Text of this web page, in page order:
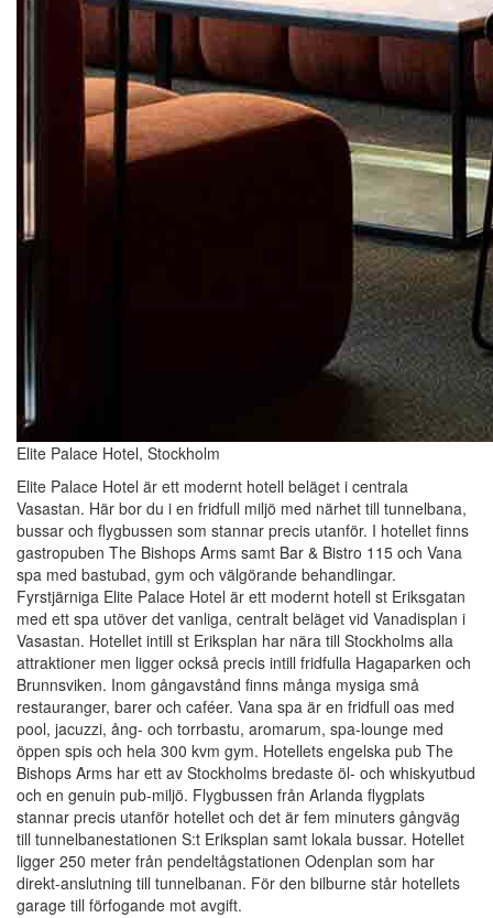
Elite Palace Hotel, Stockholm
Elite Palace Hotel är ett modernt hotell beläget i centrala
Vasastan. Här bor du i en fridfull miljö med närhet till tunnelbana,
bussar och flygbussen som stannar precis utanför. I hotellet finns
gastropuben The Bishops Arms samt Bar & Bistro 115 och Vana
spa med bastubad, gym och välgörande behandlingar.
Fyrstjärniga Elite Palace Hotel är ett modernt hotell st Eriksgatan
med ett spa utöver det vanliga, centralt beläget vid Vanadisplan i
Vasastan. Hotellet intill st Eriksplan har nära till Stockholms alla
attraktioner men ligger också precis intill fridfulla Hagaparken och
Brunnsviken. Inom gångavstånd finns många mysiga små
restauranger, barer och caféer. Vana spa är en fridfull oas med
pool, jacuzzi, ång- och torrbastu, aromarum, spa-lounge med
öppen spis och hela 300 kvm gym. Hotellets engelska pub The
Bishops Arms har ett av Stockholms bredaste öl- och whiskyutbud
och en genuin pub-miljö. Flygbussen från Arlanda flygplats
stannar precis utanför hotellet och det är fem minuters gångväg
till tunnelbanestationen S:t Eriksplan samt lokala bussar. Hotellet
ligger 250 meter från pendeltågstationen Odenplan som har
direkt-anslutning till tunnelbanan. För den bilburne står hotellets
garage till förfogande mot avgift.